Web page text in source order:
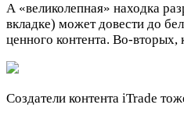
А «великолепная» находка
вкладке) может довести до
ценного контента. Во-вторых,
Создатели контента iTrade